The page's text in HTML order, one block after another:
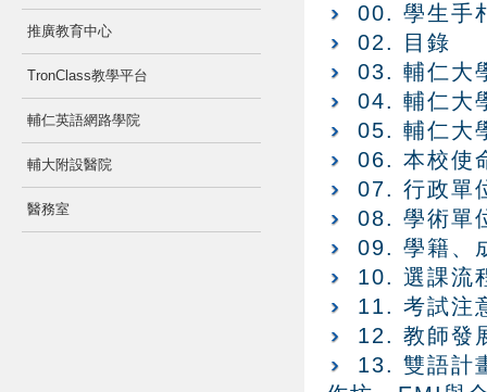
推廣教育中心
TronClass教學平台
輔仁英語網路學院
輔大附設醫院
醫務室
00. 學生手
02. 目錄
03. 輔仁大
04. 輔仁大
05. 輔仁大
06. 本校使
07. 行政單
08. 學術單
09. 學籍、
10. 選課流
11. 考試注
12. 教師發
13. 雙語計